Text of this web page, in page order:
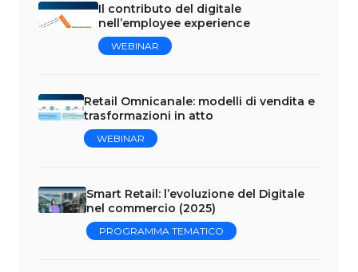
Il contributo del digitale
nell’employee experience
WEBINAR
Retail Omnicanale: modelli di vendita e
trasformazioni in atto
WEBINAR
Smart Retail: l’evoluzione del Digitale
nel commercio (2025)
PROGRAMMA TEMATICO